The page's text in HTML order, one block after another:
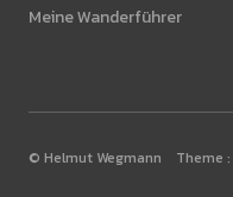
Meine Wanderführer
© Helmut Wegmann Theme :